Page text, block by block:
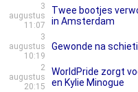
3
augustus
11:07
Twee bootjes
in Amsterdam
3
augustus
10:19
Gewonde na
2
augustus
20:15
WorldPride zorgt
en Kylie Minogue